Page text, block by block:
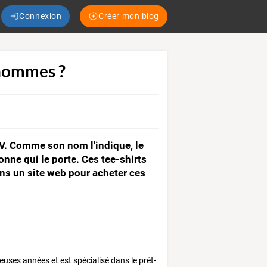
Connexion Créer mon blog
?
Comme son nom l'indique, le
qui le porte. Ces tee-shirts
un site web pour acheter ces
années et est spécialisé dans le prêt-